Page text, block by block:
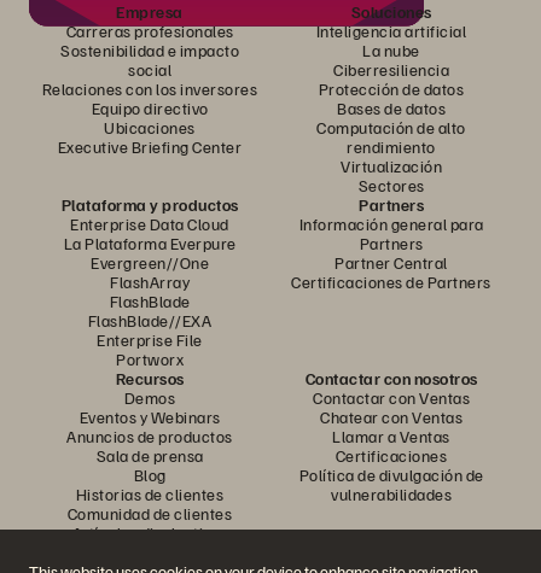
Empresa
Carreras profesionales
Sostenibilidad e impacto
social
Relaciones con los inversores
Equipo directivo
Ubicaciones
Executive Briefing Center
Soluciones
Inteligencia artificial
La nube
Ciberresiliencia
Protección de datos
Bases de datos
Computación de alto
rendimiento
Virtualización
Sectores
Plataforma y productos
Enterprise Data Cloud
La Plataforma Everpure
Evergreen//One
FlashArray
FlashBlade
FlashBlade//EXA
Enterprise File
Portworx
Partners
Información general para
Partners
Partner Central
Certificaciones de Partners
Recursos
Demos
Eventos y Webinars
Anuncios de productos
Sala de prensa
Blog
Historias de clientes
Comunidad de clientes
Artículos divulgativos
Contactar con nosotros
Contactar con Ventas
Chatear con Ventas
Llamar a Ventas
Certificaciones
Política de divulgación de
vulnerabilidades